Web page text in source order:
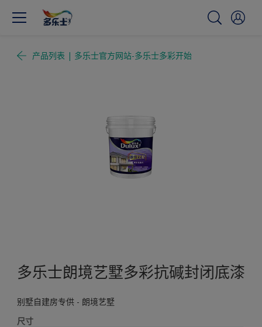
产品列表 | 多乐士官方网站-多乐士多彩开始
多乐士朗境艺墅多彩抗碱封闭底漆
别墅自建房专供 - 朗境艺墅
尺寸